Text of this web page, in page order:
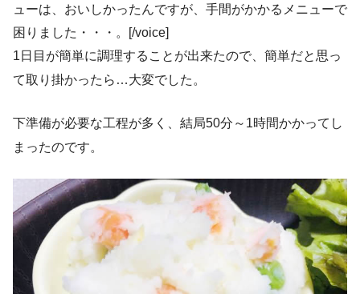
ューは、おいしかったんですが、手間がかかるメニューで
困りました・・・。[/voice]
1日目が簡単に調理することが出来たので、簡単だと思っ
て取り掛かったら…大変でした。
下準備が必要な工程が多く、結局50分～1時間かかってし
まったのです。